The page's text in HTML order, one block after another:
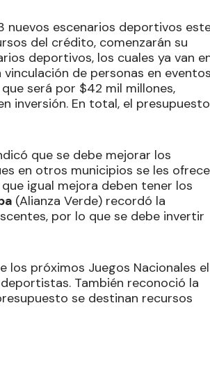
nuevos escenarios deportivos
del crédito, comenzarán su
deportivos, los cuales ya van
de personas en eventos
será por $42 mil millones,
inversión. En total, el presupuesto
que se debe mejorar los
en otros municipios se les ofrece
igual mejora deben tener los
(Alianza Verde) recordó la
por lo que se debe invertir
los próximos Juegos Nacionales el
También reconoció la
se destinan recursos